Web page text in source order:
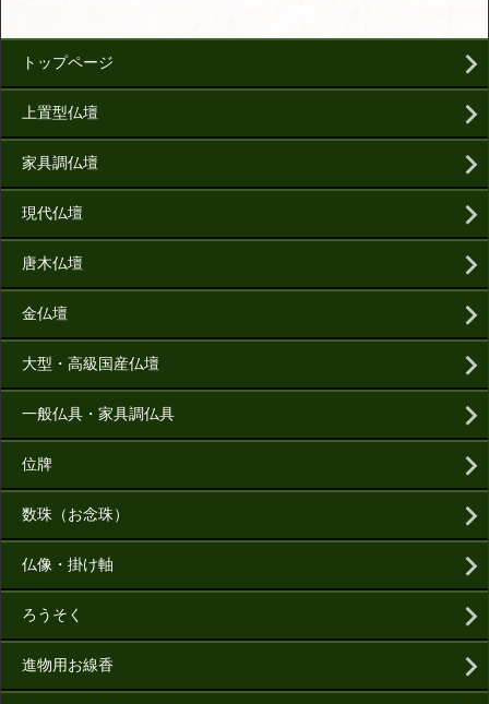
トップページ
上置型仏壇
家具調仏壇
現代仏壇
唐木仏壇
金仏壇
大型・高級国産仏壇
一般仏具・家具調仏具
位牌
数珠（お念珠）
仏像・掛け軸
ろうそく
進物用お線香